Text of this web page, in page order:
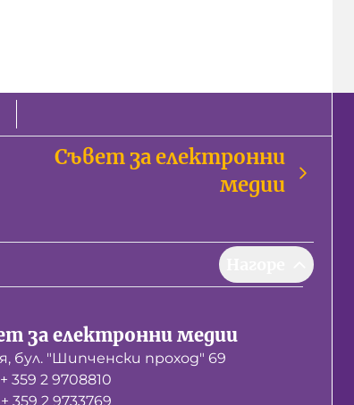
Съвет за електронни
медии
за електронни медии
бул. "Шипченски проход" 69
359 2 9708810
359 2 9733769